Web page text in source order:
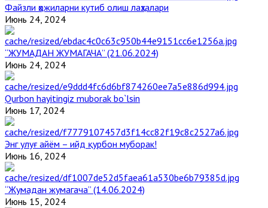
Файзли ҳожиларни кутиб олиш лаҳзалари
Июнь 24, 2024
“ЖУМАДАН ЖУМАГАЧА” (21.06.2024)
Июнь 24, 2024
Qurbon hayitingiz muborak bo`lsin
Июнь 17, 2024
Энг улуғ айём – ийд қурбон муборак!
Июнь 16, 2024
“Жумадан жумагача” (14.06.2024)
Июнь 15, 2024